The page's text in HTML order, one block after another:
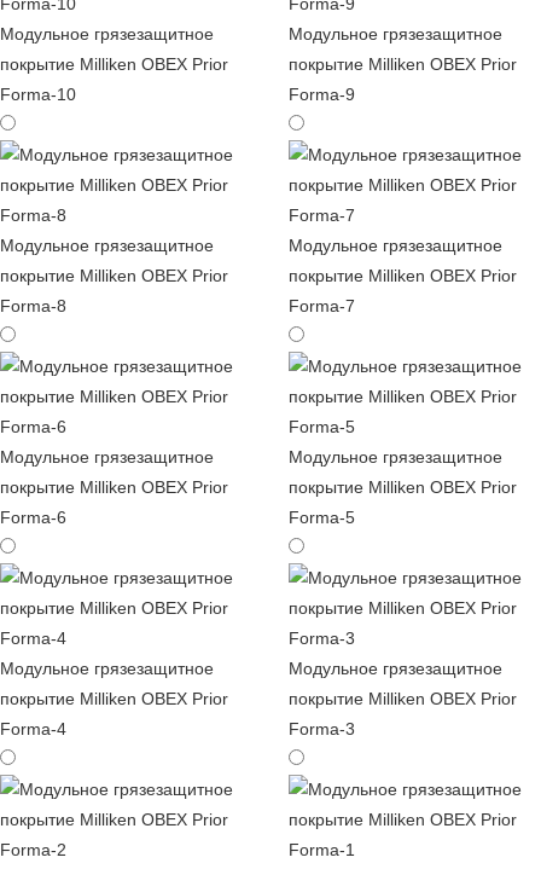
Модульное грязезащитное
покрытие Milliken OBEX Prior
Forma-10
Модульное грязезащитное
покрытие Milliken OBEX Prior
Forma-9
Модульное грязезащитное
покрытие Milliken OBEX Prior
Forma-8
Модульное грязезащитное
покрытие Milliken OBEX Prior
Forma-7
Модульное грязезащитное
покрытие Milliken OBEX Prior
Forma-6
Модульное грязезащитное
покрытие Milliken OBEX Prior
Forma-5
Модульное грязезащитное
покрытие Milliken OBEX Prior
Forma-4
Модульное грязезащитное
покрытие Milliken OBEX Prior
Forma-3